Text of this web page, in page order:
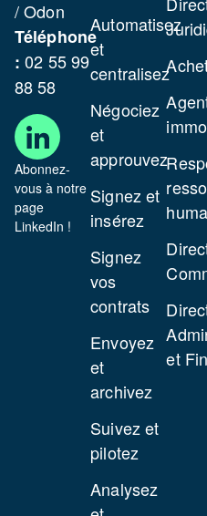
/ Odon
Téléphone
: 02 55 99
88 58
Abonnez-
vous à notre
page
LinkedIn !
Automatisez
et
centralisez
Négociez
et
approuvez
Signez et
insérez
Signez
vos
contrats
Envoyez
et
archivez
Suivez et
pilotez
Analysez
et